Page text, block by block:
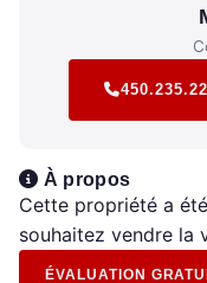
À propos
Cette propriété a
souhaitez vendre la
ÉVALUATION